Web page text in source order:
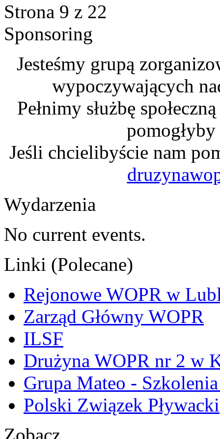
Strona 9 z 22
Sponsoring
Jesteśmy grupą
wypoczywających
Pełnimy służbę
Jeśli chcielibyście nam
Wydarzenia
No current events.
Linki (Polecane)
Rejonowe WOPR w
Zarząd Główny WOPR
ILSF
Drużyna WOPR nr 2 w
Grupa Mateo -
Polski Związek Pływacki
Zobacz